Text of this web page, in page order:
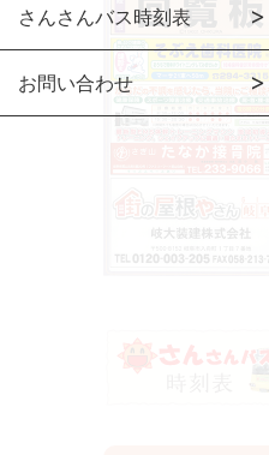
さんさんバス時刻表
お問い合わせ